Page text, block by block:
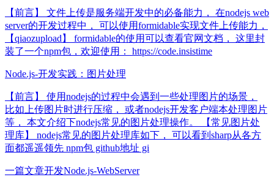
【前言】 文件上传是服务端开发中的必备能力， 在nodejs web
server的开发过程中， 可以使用formidable实现文件上传能力，
【qiaozupload】 formidable的使用可以查看官网文档， 这里封
装了一个npm包，欢迎使用： https://code.insistime
Node.js-开发实践：图片处理
【前言】 使用nodejs的过程中会遇到一些处理图片的场景，
比如上传图片时进行压缩， 或者nodejs开发客户端本处理图片
等， 本文介绍下nodejs常见的图片处理操作。 【常见图片处
理库】 nodejs常见的图片处理库如下， 可以看到sharp从各方
面都遥遥领先 npm包 github地址 gi
一篇文章开发Node.js-WebServer